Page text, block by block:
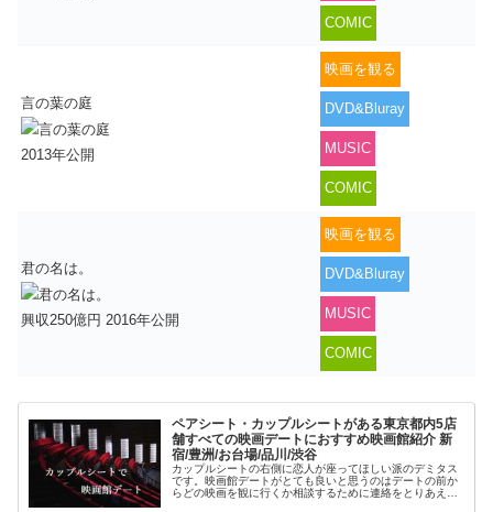
COMIC
言の葉の庭
2013年公開
映画を観る
DVD&Bluray
MUSIC
COMIC
君の名は。
興収250億円 2016年公開
映画を観る
DVD&Bluray
MUSIC
COMIC
ペアシート・カップルシートがある東京都内5店
舗すべての映画デートにおすすめ映画館紹介 新
宿/豊洲/お台場/品川/渋谷
カップルシートの右側に恋人が座ってほしい派のデミタス
です。映画館デートがとても良いと思うのはデートの前か
らどの映画を観に行くか相談するために連絡をとりあえて